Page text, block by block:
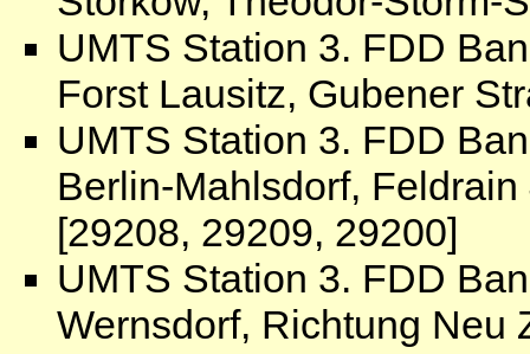
UMTS Station 3. FDD
Forst Lausitz, Gubener
UMTS Station 3. FDD
Berlin-Mahlsdorf,
[29208, 29209, 29200]
UMTS Station 3. FDD
Wernsdorf, Richtung Neu